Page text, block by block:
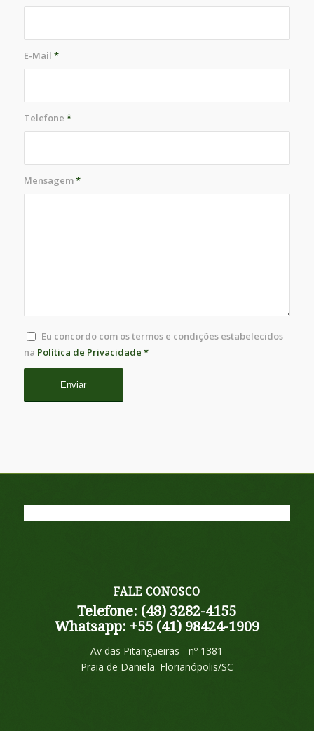
E-Mail *
Telefone *
Mensagem*
Eu concordo com os termos e condições estabelecidos
na Política de Privacidade *
FALE CONOSCO
Telefone: (48) 3282-4155
Whatsapp: +55 (41) 98424-1909
Av das Pitangueiras - nº 1381
Praia de Daniela. Florianópolis/SC